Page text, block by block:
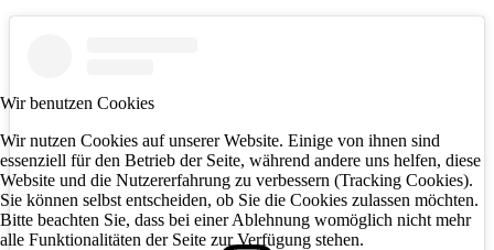
Wir benutzen Cookies
Wir nutzen Cookies auf unserer Website. Einige von ihnen sind
essenziell für den Betrieb der Seite, während andere uns helfen, diese
Website und die Nutzererfahrung zu verbessern (Tracking Cookies).
Sie können selbst entscheiden, ob Sie die Cookies zulassen möchten.
Bitte beachten Sie, dass bei einer Ablehnung womöglich nicht mehr
alle Funktionalitäten der Seite zur Verfügung stehen.